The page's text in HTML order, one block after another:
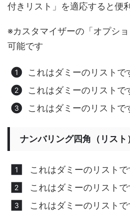
付きリスト」を適応すると便
※カスタマイザーの「オプシ
可能です
これはダミーのリストで
これはダミーのリストで
これはダミーのリストで
ナンバリング四角（リスト
これはダミーのリストで
これはダミーのリストで
これはダミーのリストで